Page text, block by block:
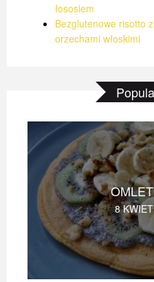
łososiem
Bezglutenowe risotto
orzechami włoskimi
8